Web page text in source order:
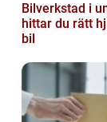
Bilverkstad i
hittar du rätt
bil